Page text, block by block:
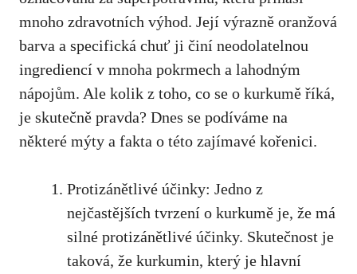
mnoho zdravotních výhod. Její výrazně oranžová
barva a‍ specifická chuť ji ⁣činí neodolatelnou
ingrediencí ⁣v mnoha ⁤pokrmech a lahodným
nápojům. Ale kolik z toho, co se ⁤o kurkumě říká,
je skutečně pravda? Dnes se⁢ podíváme na
některé mýty a fakta ⁤o této ​zajímavé kořenici.
Protizánětlivé​ účinky: Jedno z​
nejčastějších ‍tvrzení o​ kurkumě je, že ‌má
silné protizánětlivé účinky. Skutečnost je
taková, že kurkumin, který‌ je ⁤hlavní​